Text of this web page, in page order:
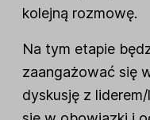
kolejną rozmowę.
Na tym etapie
zaangażować się
dyskusję z liderem/